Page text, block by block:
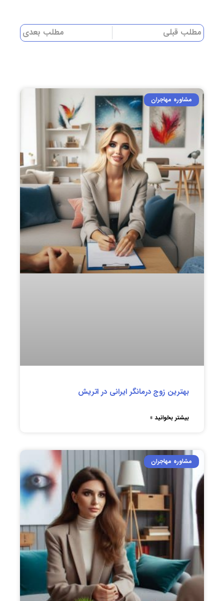
مطلب قبلی مطلب بعدی
مشاوره مهاجران
بهترین زوج درمانگر ایرانی در اتریش
بیشتر بخوانید »
مشاوره مهاجران